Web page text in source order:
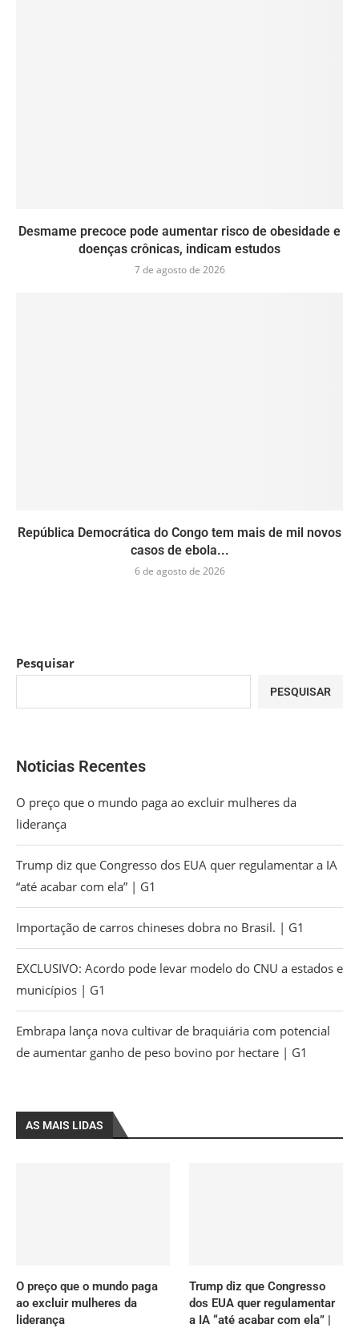
Desmame precoce pode aumentar risco de obesidade e
doenças crônicas, indicam estudos
7 de agosto de 2026
República Democrática do Congo tem mais de mil novos
casos de ebola...
6 de agosto de 2026
Pesquisar
PESQUISAR
Noticias Recentes
O preço que o mundo paga ao excluir mulheres da
liderança
Trump diz que Congresso dos EUA quer regulamentar a IA
“até acabar com ela” | G1
Importação de carros chineses dobra no Brasil. | G1
EXCLUSIVO: Acordo pode levar modelo do CNU a estados e
municípios | G1
Embrapa lança nova cultivar de braquiária com potencial
de aumentar ganho de peso bovino por hectare | G1
AS MAIS LIDAS
O preço que o mundo paga
ao excluir mulheres da
liderança
Trump diz que Congresso
dos EUA quer regulamentar
a IA “até acabar com ela” |